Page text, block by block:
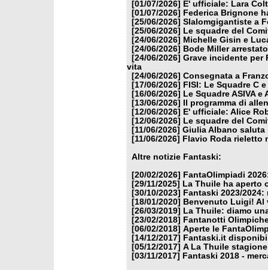
[01/07/2026]
E' ufficiale: Lara
[01/07/2026]
Federica Brignone
[25/06/2026] Slalomgigantiste a
[25/06/2026]
Le squadre del
[24/06/2026] Michelle Gisin e
[24/06/2026]
Bode Miller
[24/06/2026] Grave incidente per
vita
[24/06/2026] Consegnata a
[17/06/2026]
FISI: Le Squadre C
[16/06/2026]
Le Squadre ASIVA
[13/06/2026]
Il programma di
[12/06/2026]
E' ufficiale: Alice
[12/06/2026]
Le squadre del
[11/06/2026] Giulia Albano saluta
[11/06/2026]
Flavio Roda rieletto
Altre notizie Fantaski:
[20/02/2026]
FantaOlimpiadi
[29/11/2025]
La Thuile ha aperto
[30/10/2023]
Fantaski 2023/
[18/01/2020]
Benvenuto Luigi! Al
[26/03/2019]
La Thuile: diamo
[23/02/2018]
Fantanotti
[06/02/2018] Aperte le
[14/12/2017]
Fantaski.it
[05/12/2017] A La Thuile
[03/11/2017]
Fantaski 2018 -